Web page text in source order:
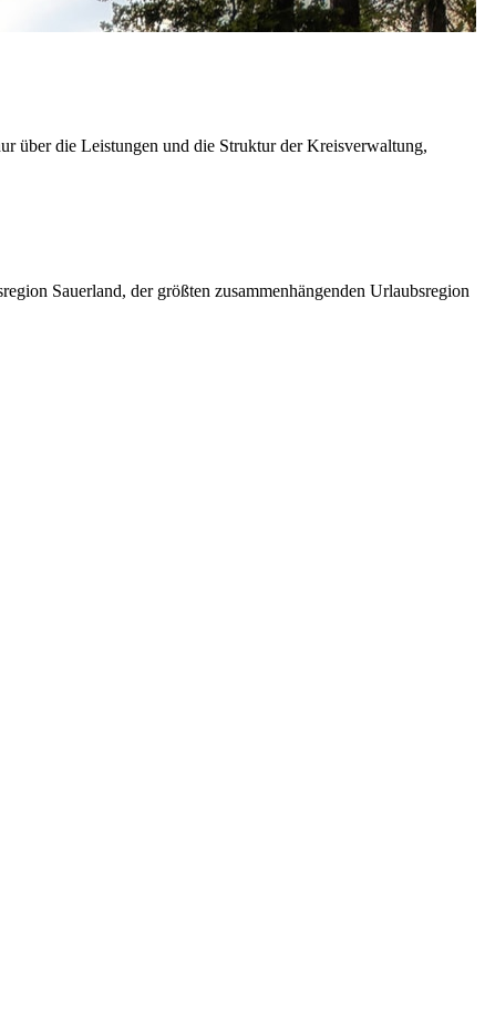
über die Leistungen und die Struktur der Kreisverwaltung,
Sauerland, der größten zusammenhängenden Urlaubsregion